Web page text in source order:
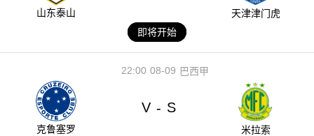
山东泰山
天津津门虎
即将开始
08-09
22:00 巴西甲
克鲁塞罗
V - S
米拉索